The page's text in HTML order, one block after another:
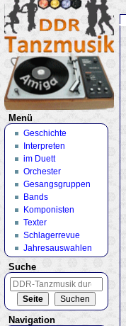
Menü
Geschichte
Interpreten
im Duett
Orchester
Gesangsgruppen
Bands
Komponisten
Texter
Schlagerrevue
Jahresauswahlen
Suche
Navigation